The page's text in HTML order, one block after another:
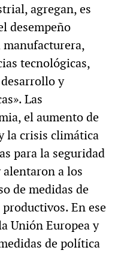
agregan, es
desempeño
tecnológicas,
y
Las
el aumento de
la crisis climática
para la seguridad
alentaron a los
de medidas de
En ese
Unión Europea y
de política